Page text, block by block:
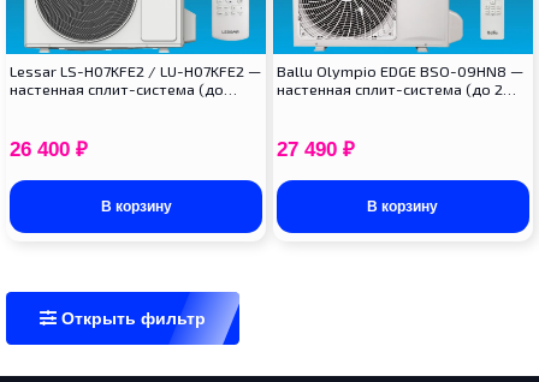
Lessar LS-H07KFE2 / LU-H07KFE2 —
настенная сплит-система (до…
26 400 ₽
В корзину
Ballu Olympio EDGE BSO-09HN8 —
настенная сплит-система (до 2…
27 490 ₽
В корзину
Открыть фильтр